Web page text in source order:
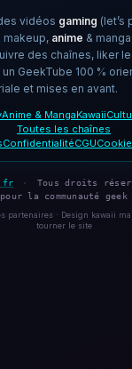
vidéos gaming (let’s
makeup, anime &
des chaînes, liker
GeekTube 100 %
et mises en avant.
Anime & MangaKawaii
Toutes les chaînes
ConfidentialitéCGU
· Tous droits
pour la communauté geek
partenaires · Design kawaii
tourner le site